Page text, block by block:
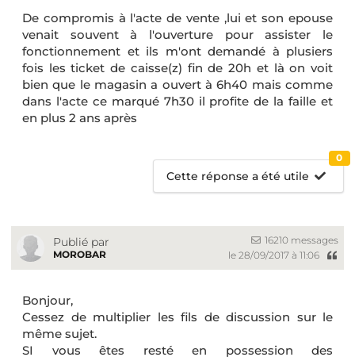
De compromis à l'acte de vente ,lui et son epouse
venait souvent à l'ouverture pour assister le
fonctionnement et ils m'ont demandé à plusiers
fois les ticket de caisse(z) fin de 20h et là on voit
bien que le magasin a ouvert à 6h40 mais comme
dans l'acte ce marqué 7h30 il profite de la faille et
en plus 2 ans après
Cette réponse a été utile
0
Publié par
MOROBAR
16210 messages
le 28/09/2017 à 11:06
Bonjour,
Cessez de multiplier les fils de discussion sur le
même sujet.
SI vous êtes resté en possession des